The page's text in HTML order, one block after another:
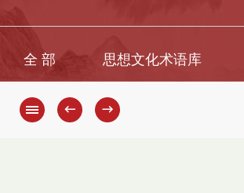
全 部 思想文化术语库
← →